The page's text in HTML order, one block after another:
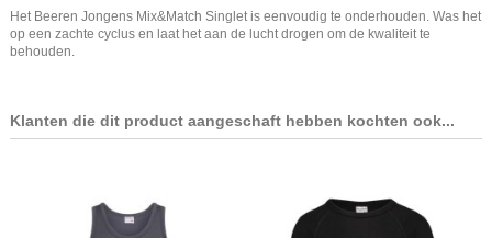
Het Beeren Jongens Mix&Match Singlet is eenvoudig te onderhouden. Was het
op een zachte cyclus en laat het aan de lucht drogen om de kwaliteit te
behouden.
Klanten die dit product aangeschaft hebben kochten ook...